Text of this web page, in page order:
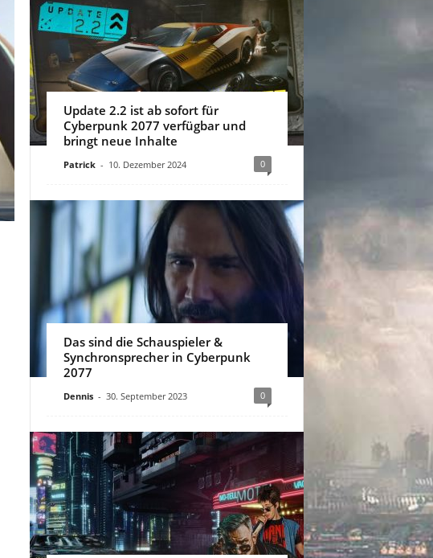
Update 2.2 ist ab sofort für
Cyberpunk 2077 verfügbar und
bringt neue Inhalte
Patrick - 10. Dezember 2024 0
Das sind die Schauspieler &
Synchronsprecher in Cyberpunk
2077
Dennis - 30. September 2023 0